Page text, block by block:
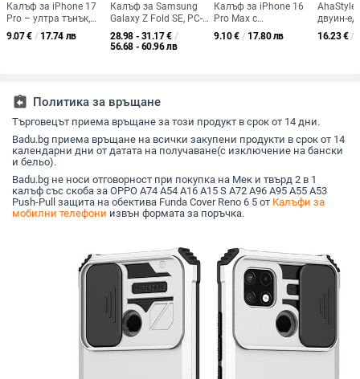
Калъф за iPhone 17
Pro – ултра тънък,
матово покритие,
защита на обектива,
9.07€ / 17.74 лв
Калъф за Samsung
Galaxy Z Fold SE, PC-
инжекционно
формован,
интегриран
28.98 - 31.17€ /
56.68 - 60.96 лв
Калъф за iPhone 16
Pro Max с
електроплатиран
страничен ръб и
9.10€ / 17.80 лв
AhaStyle
двуин-
обвивка
16.23€ /
assignment_return Политика за връщане
Търговецът приема връщане за този продукт в срок от 14 дни.
Badu.bg приема връщане на всички закупени продукти в срок от 14
календарни дни от датата на получаване(с изключение на бански
и бельо).
Badu.bg не носи отговорност при покупка на Мек и твърд 2 в 1
калъф със скоба за OPPO A74 A54 A16 A15 S A72 A96 A95 A55 A53
Push-Pull защита на обектива Funda Cover Reno 6 5 от Калъфи за
мобилни телефони извън формата за поръчка.